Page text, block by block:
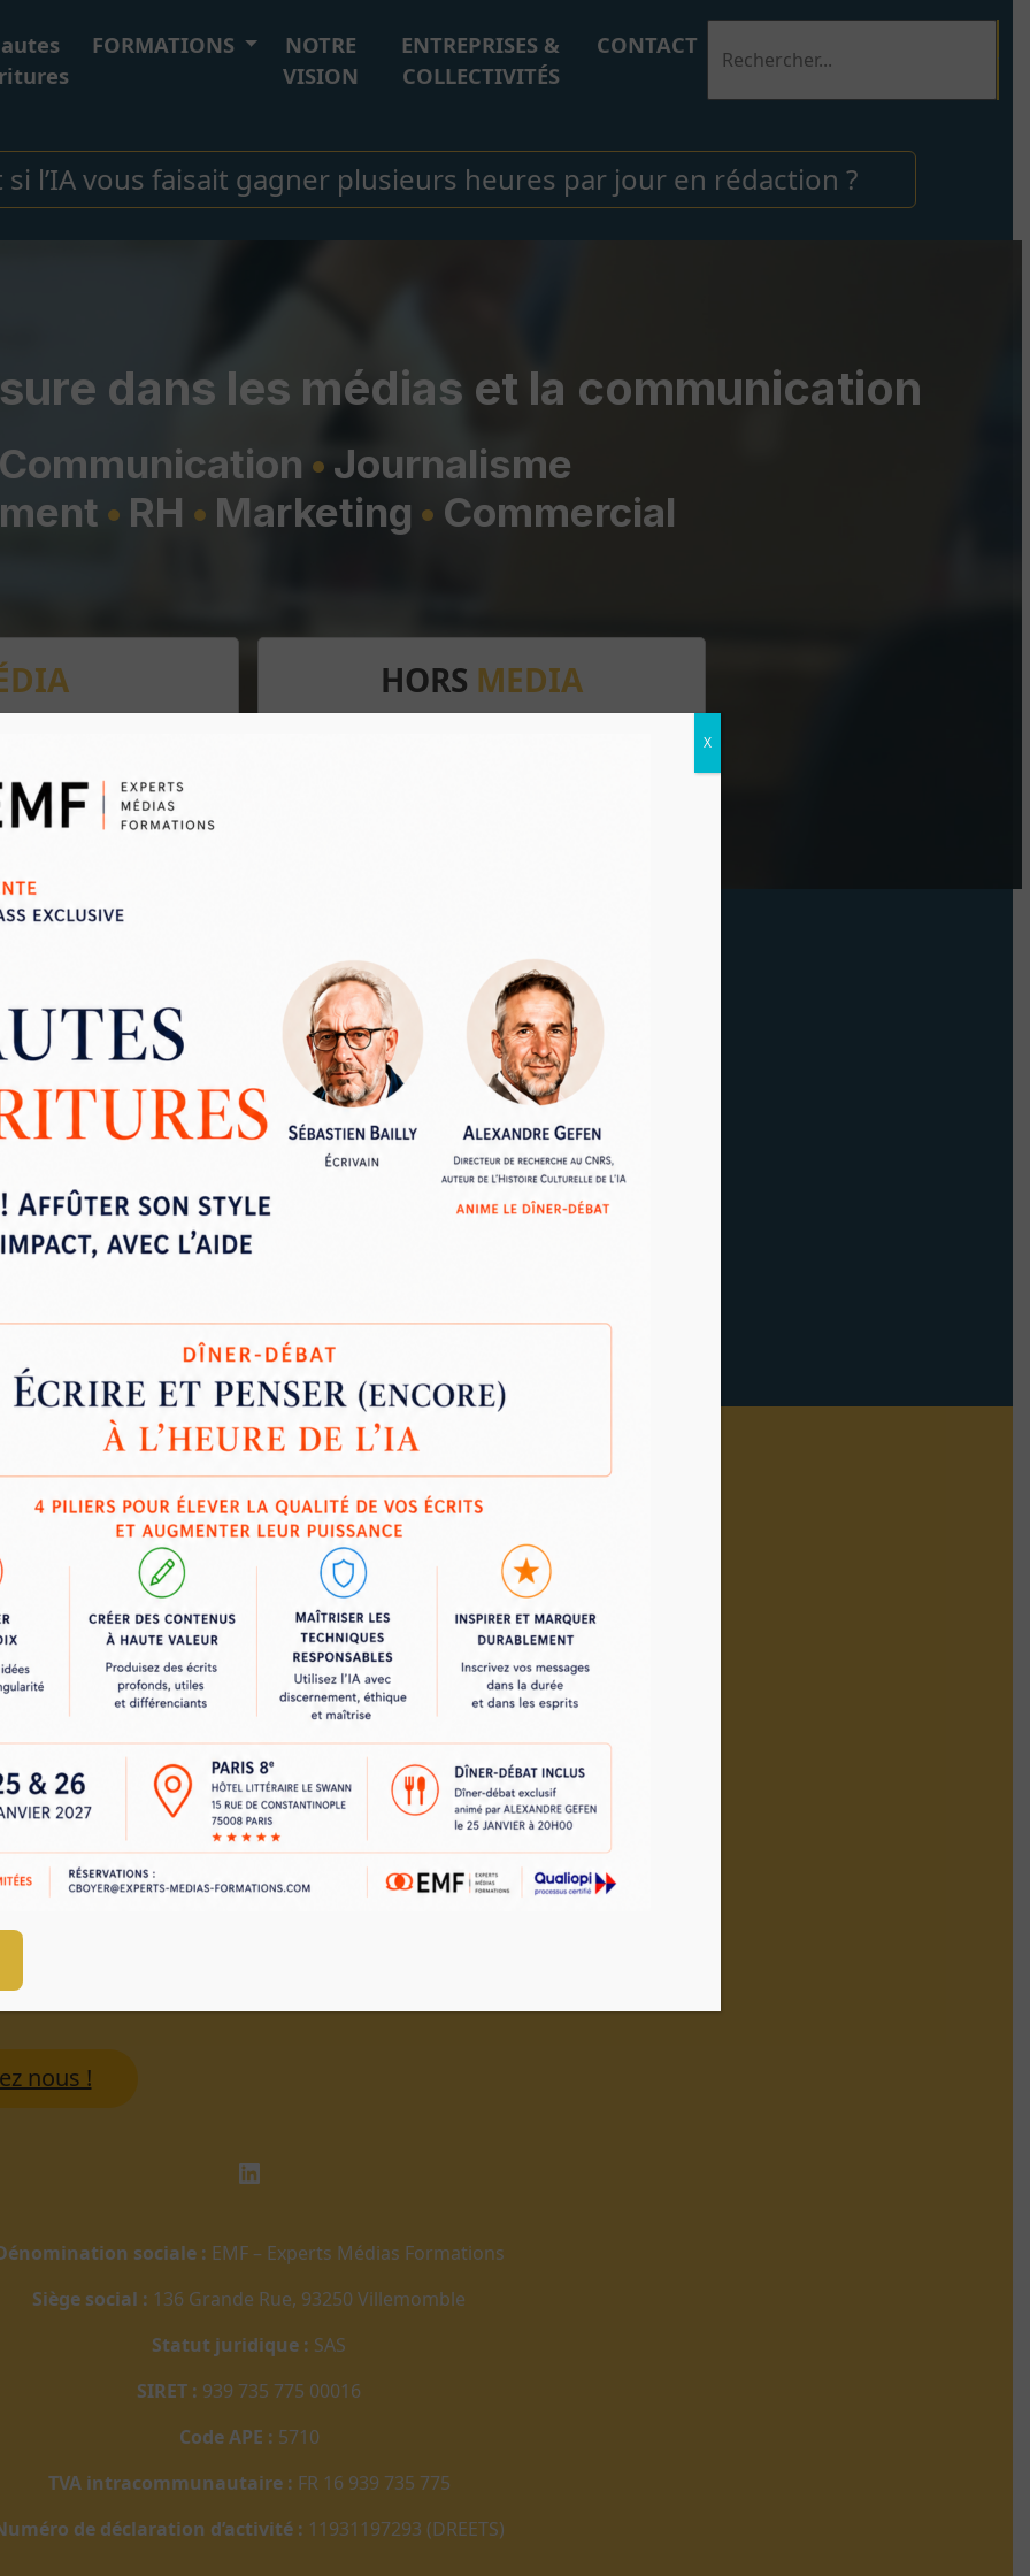
FORMATIONS
NOTRE
VISION
ENTREPRISES &
COLLECTIVITÉS
CONTACT
l’IA vous faisait gagner plusieurs heures par jour en rédaction ?
dans les médias et la communication
Journalisme
RH Marketing Commercial
HORS MEDIA
—EMF
réalisées
/10
note globale
Toutes nos formations sont assurées en français.
tout en œuvre pour permettre aux personnes en situation de
handicap d'accéder à la formation ou d'être réorienté
Pour toute réclamation, merci de nous adresser un mail :
cboyer@experts-medias-formations.com
qualité a été délivrée au titre de la catégorie : Actions de formation
nous !
LinkedIn
sociale : EMF – Experts Médias Formations
Siège social : 136 Grande Rue, 93250 Villemomble
Statut juridique : SAS
SIRET : 939 735 775 00016
Code APE : 5710
TVA intracommunautaire : FR 16 939 735 775
de déclaration d’activité : 11931197293 (DREETS)
X